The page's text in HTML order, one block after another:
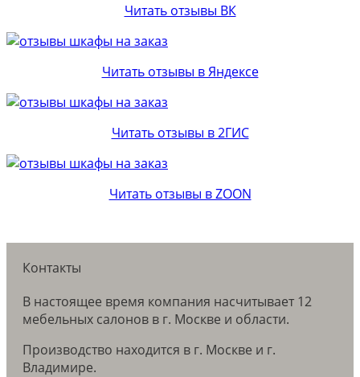
Читать отзывы ВК
Читать отзывы в Яндексе
Читать отзывы в 2ГИС
Читать отзывы в ZOON
Контакты
В настоящее время компания насчитывает 12
мебельных салонов в г. Москве и области.
Производство находится в г. Москве и г.
Владимире.